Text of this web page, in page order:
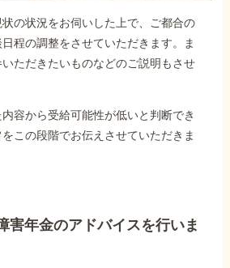
の状況をお伺いした上で、ご都合の
程の調整をさせていただきます。ま
ただきたいものなどのご説明もさせ
容から受給可能性が低いと判断でき
この段階でお伝えさせていただきま
害年金のアドバイスを行いま